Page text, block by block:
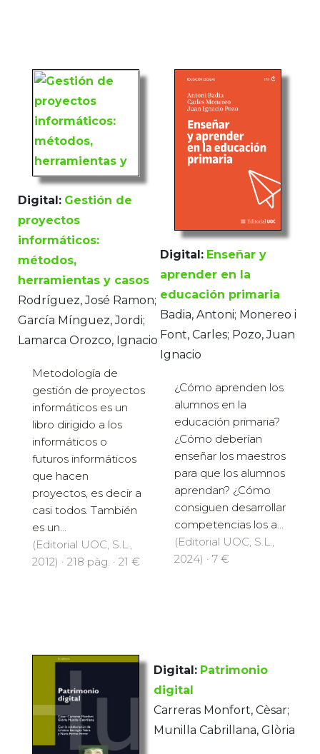
Digital: Gestión de
proyectos
informáticos:
métodos,
herramientas y casos
Rodríguez, José Ramon;
García Mínguez, Jordi;
Lamarca Orozco, Ignacio
Metodología de
gestión de proyectos
informáticos es un
libro dirigido a los
informáticos o
futuros informáticos
que hacen
proyectos, es decir a
casi todos. También
es un...
(Editorial UOC, S.L.,
2012) · 218 pàg. · 21 €
Digital: Enseñar y
aprender en la
educación primaria
Badia, Antoni; Monereo i
Font, Carles; Pozo, Juan
Ignacio
¿Cómo aprenden los
alumnos en la
educación primaria?
¿Cómo deberían
enseñar los maestros
para que los alumnos
aprendan? ¿Cómo
consiguen desarrollar
competencias los a...
(Editorial UOC, S.L.,
2024) · 7 €
Digital: Patrimonio
digital
Carreras Monfort, Cèsar;
Munilla Cabrillana, Glòria